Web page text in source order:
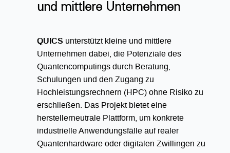
und mittlere Unternehmen
QUICS unterstützt kleine und mittlere
Unternehmen dabei, die Potenziale des
Quantencomputings durch Beratung,
Schulungen und den Zugang zu
Hochleistungsrechnern (HPC) ohne Risiko zu
erschließen. Das Projekt bietet eine
herstellerneutrale Plattform, um konkrete
industrielle Anwendungsfälle auf realer
Quantenhardware oder digitalen Zwillingen zu